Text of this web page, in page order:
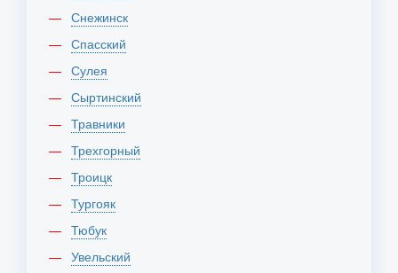
Снежинск
Спасский
Сулея
Сыртинский
Травники
Трехгорный
Троицк
Тургояк
Тюбук
Увельский